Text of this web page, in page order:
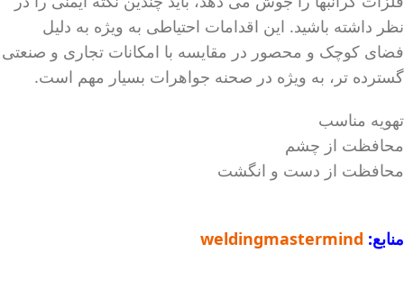
نظر داشته باشید. این اقدامات احتیاطی به ویژه به دلیل
فضای کوچک و محصور در مقایسه با امکانات تجاری و صنعتی
گسترده تر، به ویژه در صحنه جواهرات بسیار مهم است.
تهویه مناسب
محافظت از چشم
محافظت از دست و انگشت
منابع: weldingmastermind